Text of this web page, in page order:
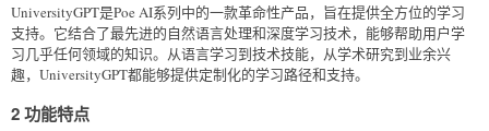
UniversityGPT是Poe AI系列中的一款革命性产品，旨在提供全方位的学习
支持。它结合了最先进的自然语言处理和深度学习技术，能够帮助用户学
习几乎任何领域的知识。从语言学习到技术技能，从学术研究到业余兴
趣，UniversityGPT都能够提供定制化的学习路径和支持。
2 功能特点